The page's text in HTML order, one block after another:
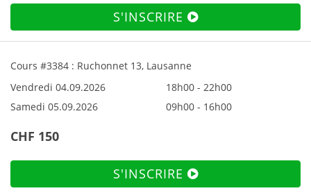
S'INSCRIRE
Cours #3384 : Ruchonnet 13, Lausanne
Vendredi 04.09.2026
18h00 - 22h00
Samedi 05.09.2026
09h00 - 16h00
CHF 150
S'INSCRIRE